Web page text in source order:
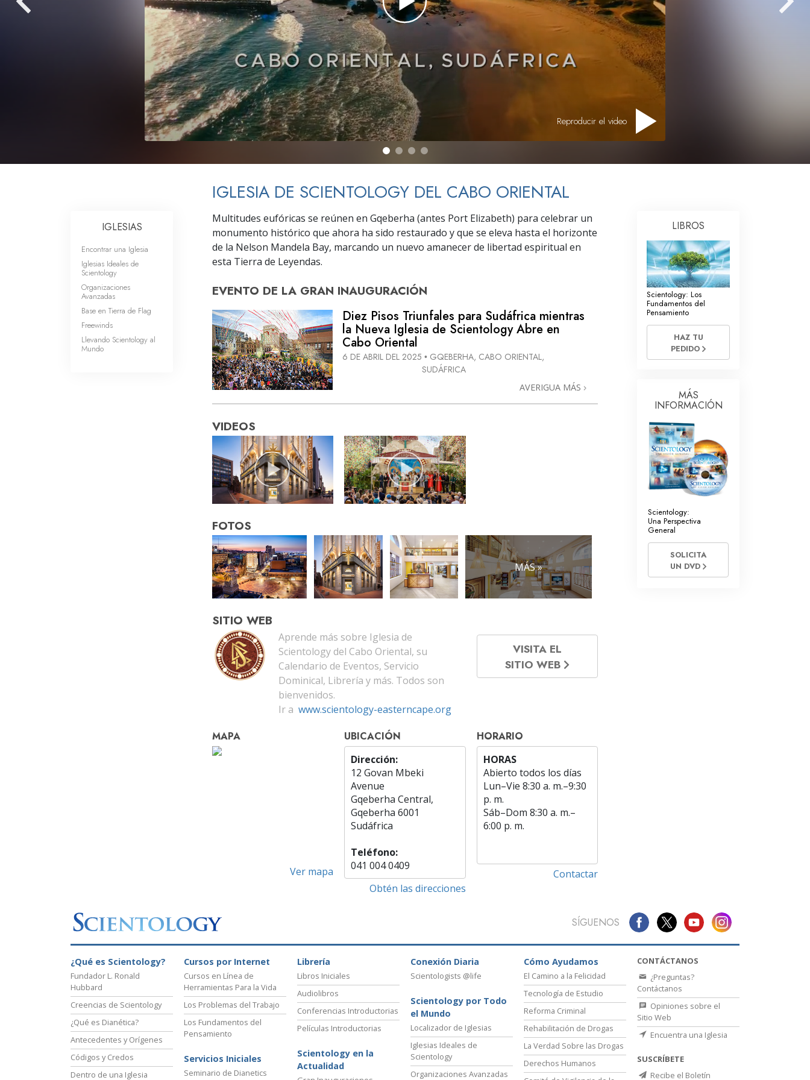
Amor y Odio: ¿Qué es Grandeza?
Respuestas a las Drogas
Los Niños
Herramientas para el Entorno Laboral
La Causa de la Supresión
Investigaciones
Los Fundamentos de la Organización
La Tecnología de Estudio
La Comunicación
Reproducir el video
IGLESIA DE SCIENTOLOGY DEL CABO ORIENTAL
Multitudes eufóricas se reúnen en Gqeberha (antes Port Elizabeth) para celebrar un
monumento histórico que ahora ha sido restaurado y que se eleva hasta el horizonte
de la Nelson Mandela Bay, marcando un nuevo amanecer de libertad espiritual en
esta Tierra de Leyendas.
EVENTO DE LA GRAN INAUGURACIÓN
Diez Pisos Triunfales para Sudáfrica mientras
la Nueva Iglesia de Scientology Abre en
Cabo Oriental
6 DE ABRIL DEL 2025 • GQEBERHA, CABO ORIENTAL,
SUDÁFRICA
AVERIGUA MÁS
VIDEOS
FOTOS
MÁS »
SITIO WEB
Aprende más sobre Iglesia de
Scientology del Cabo Oriental, su
Calendario de Eventos, Servicio
Dominical, Librería y más. Todos son
bienvenidos.
Ir a www.scientology-easterncape.org
VISITA EL
SITIO WEB
MAPA
Ver mapa
UBICACIÓN
Dirección:
12 Govan Mbeki
Avenue
Gqeberha Central,
Gqeberha 6001
Sudáfrica
Teléfono:
041 004 0409
Obtén las direcciones
HORARIO
HORAS
Abierto todos los días
Lun–Vie 8:30 a. m.–9:30
p. m.
Sáb–Dom 8:30 a. m.–
6:00 p. m.
Contactar
IGLESIAS
Encontrar una Iglesia
Iglesias Ideales de
Scientology
Organizaciones
Avanzadas
Base en Tierra de Flag
Freewinds
Llevando Scientology al
Mundo
LIBROS
Scientology: Los
Fundamentos del
Pensamiento
HAZ TU
PEDIDO
MÁS
INFORMACIÓN
Scientology:
Una Perspectiva
General
SOLICITA
UN DVD
SÍGUENOS
¿Qué es Scientology?
Fundador L. Ronald
Hubbard
Creencias de Scientology
¿Qué es Dianética?
Antecedentes y Orígenes
Códigos y Credos
Dentro de una Iglesia
Cursos por Internet
Cursos en Línea de
Herramientas Para la Vida
Los Problemas del Trabajo
Los Fundamentos del
Pensamiento
Servicios Iniciales
Seminario de Dianetics
Librería
Libros Iniciales
Audiolibros
Conferencias Introductorias
Películas Introductorias
Scientology en la
Actualidad
Conexión Diaria
Scientologists @life
Scientology por Todo
el Mundo
Localizador de Iglesias
Iglesias Ideales de
Scientology
Organizaciones Avanzadas
Cómo Ayudamos
El Camino a la Felicidad
Tecnología de Estudio
Reforma Criminal
Rehabilitación de Drogas
La Verdad Sobre las Drogas
Derechos Humanos
CONTÁCTANOS
¿Preguntas?
Contáctanos
Opiniones sobre el
Sitio Web
Encuentra una Iglesia
SUSCRÍBETE
Recibe el Boletín